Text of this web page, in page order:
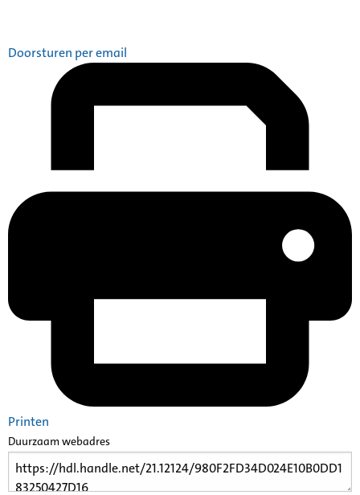
Doorsturen per email
Printen
Duurzaam webadres